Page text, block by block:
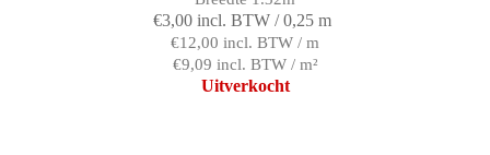
€3,00 incl. BTW / 0,25 m
€12,00 incl. BTW / m
€9,09 incl. BTW / m²
Uitverkocht